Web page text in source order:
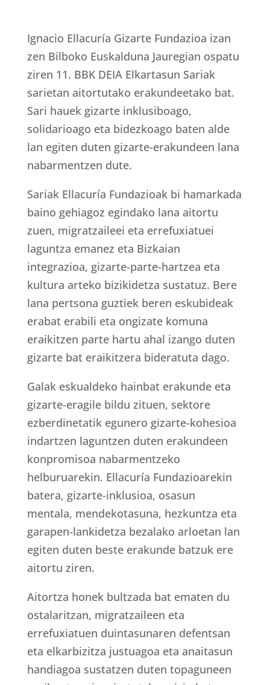
Ignacio Ellacuría Gizarte Fundazioa izan
zen Bilboko Euskalduna Jauregian ospatu
ziren 11. BBK DEIA Elkartasun Sariak
sarietan aitortutako erakundeetako bat.
Sari hauek gizarte inklusiboago,
solidarioago eta bidezkoago baten alde
lan egiten duten gizarte-erakundeen lana
nabarmentzen dute.
Sariak Ellacuría Fundazioak bi hamarkada
baino gehiagoz egindako lana aitortu
zuen, migratzaileei eta errefuxiatuei
laguntza emanez eta Bizkaian
integrazioa, gizarte-parte-hartzea eta
kultura arteko bizikidetza sustatuz. Bere
lana pertsona guztiek beren eskubideak
erabat erabili eta ongizate komuna
eraikitzen parte hartu ahal izango duten
gizarte bat eraikitzera bideratuta dago.
Galak eskualdeko hainbat erakunde eta
gizarte-eragile bildu zituen, sektore
ezberdinetatik egunero gizarte-kohesioa
indartzen laguntzen duten erakundeen
konpromisoa nabarmentzeko
helburuarekin. Ellacuría Fundazioarekin
batera, gizarte-inklusioa, osasun
mentala, mendekotasuna, hezkuntza eta
garapen-lankidetza bezalako arloetan lan
egiten duten beste erakunde batzuk ere
aitortu ziren.
Aitortza honek bultzada bat ematen du
ostalaritzan, migratzaileen eta
errefuxiatuen duintasunaren defentsan
eta elkarbizitza justuagoa eta anaitasun
handiagoa sustatzen duten topaguneen